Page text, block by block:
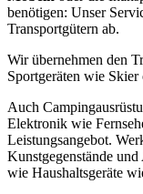
benötigen: Unser
Transportgütern ab.
Wir übernehmen den
Sportgeräten wie
Auch
Elektronik wie
Leistungsangebot.
Kunstgegenstände
wie Haushaltsgeräte